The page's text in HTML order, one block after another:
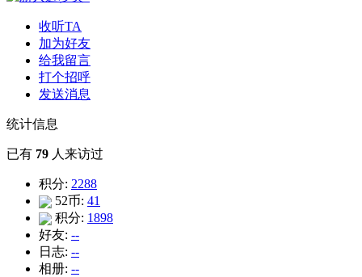
收听TA
加为好友
给我留言
打个招呼
发送消息
统计信息
已有 79 人来访过
积分: 2288
52币: 41
积分: 1898
好友: --
日志: --
相册: --